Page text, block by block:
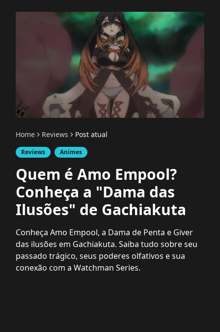
Home Reviews Post atual
Reviews Animes
Quem é Amo Empool?
Conheça a "Dama das
Ilusões" de Gachiakuta
Conheça Amo Empool, a Dama de Penta e Giver
das ilusões em Gachiakuta. Saiba tudo sobre seu
passado trágico, seus poderes olfativos e sua
conexão com a Watchman Series.